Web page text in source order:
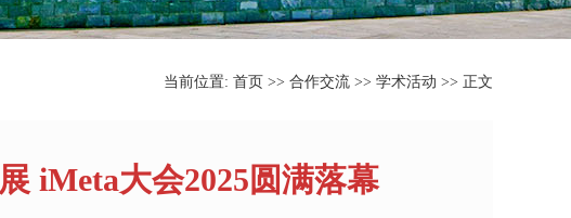
当前位置: 首页 >> 合作交流 >> 学术活动 >> 正文
iMeta大会2025圆满落幕